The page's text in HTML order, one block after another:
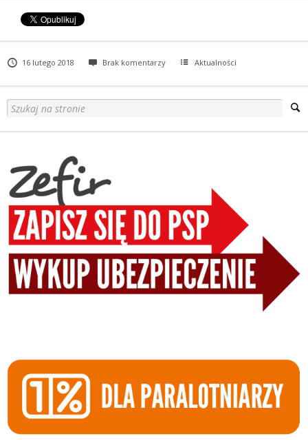
16 lutego 2018 Brak komentarzy Aktualności